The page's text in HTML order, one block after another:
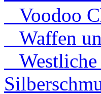
Voodoo
Waffen
Westliche